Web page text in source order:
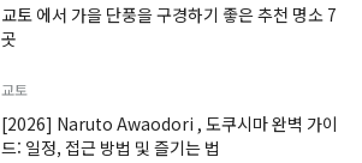
교토 에서 가을 단풍을 구경하기 좋은 추천 명소 7
곳
교토
[2026] Naruto Awaodori , 도쿠시마 완벽 가이
드: 일정, 접근 방법 및 즐기는 법